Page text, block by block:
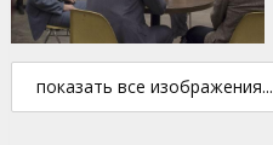
показать все изображения...